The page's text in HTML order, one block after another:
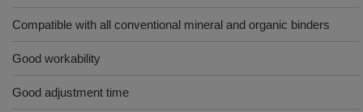
Compatible with all conventional mineral and organic binders
Good workability
Good adjustment time